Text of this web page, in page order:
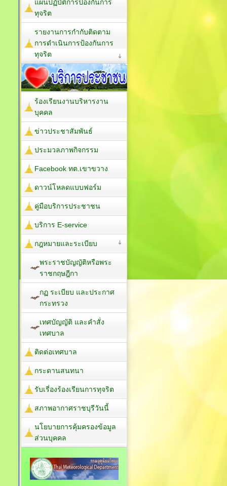
แผนปฏิบัติการป้องกันการ
ทุจริต
รายงานการกำกับติดตาม
การดำเนินการป้องกันการ
ทุจริต
ร้องเรียนงานบริหารงาน
บุคคล
ข่าวประชาสัมพันธ์
ประมวลภาพกิจกรรม
Facebook ทต.เขาขวาง
ดาวน์โหลดแบบฟอร์ม
คู่มือบริการประชาชน
บริการ E-service
กฎหมายและระเบียบ
พระราชบัญญัติหรือพระ
ราชกฤษฎีกา
กฏ ระเบียบ และประกาศ
กระทรวง
เทศบัญญัติ และคำสั่ง
เทศบาล
ติดต่อเทศบาล
กระดานสนทนา
รับเรี่องร้องเรียนการทุจริต
สภาพอากาศราชบุรีวันนี้
นโยบายการคุ้มครองข้อมูล
ส่วนบุคคล